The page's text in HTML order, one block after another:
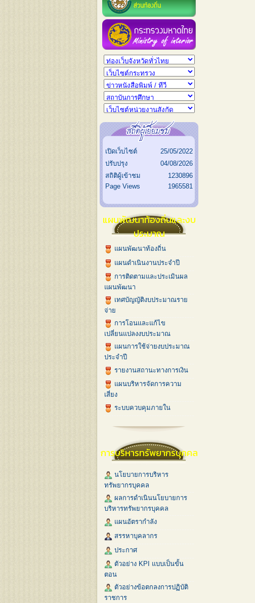
เปิดเว็บไซต์
25/05/2022
ปรับปรุง
04/08/2026
สถิติผู้เข้าชม
1230896
Page Views
1965581
แผนพัฒนาท้องถิ่นและงบ
ประมาณ
แผนพัฒนาท้องถิ่น
แผนดำเนินงานประจำปี
การติดตามและประเมินผล
แผนพัฒนา
เทศบัญญัติงบประมาณราย
จ่าย
การโอนและแก้ไข
เปลี่ยนแปลงงบประมาณ
แผนการใช้จ่ายงบประมาณ
ประจำปี
รายงานสถานะทางการเงิน
แผนบริหารจัดการความ
เสี่ยง
ระบบควบคุมภายใน
การบริหารทรัพยากรบุคคล
นโยบายการบริหาร
ทรัพยากรบุคคล
ผลการดำเนินนโยบายการ
บริหารทรัพยากรบุคคล
แผนอัตรากำลัง
สรรหาบุคลากร
ประกาศ
ตัวอย่าง KPI แบบเป็นขั้น
ตอน
ตัวอย่างข้อตกลงการปฏิบัติ
ราชการ